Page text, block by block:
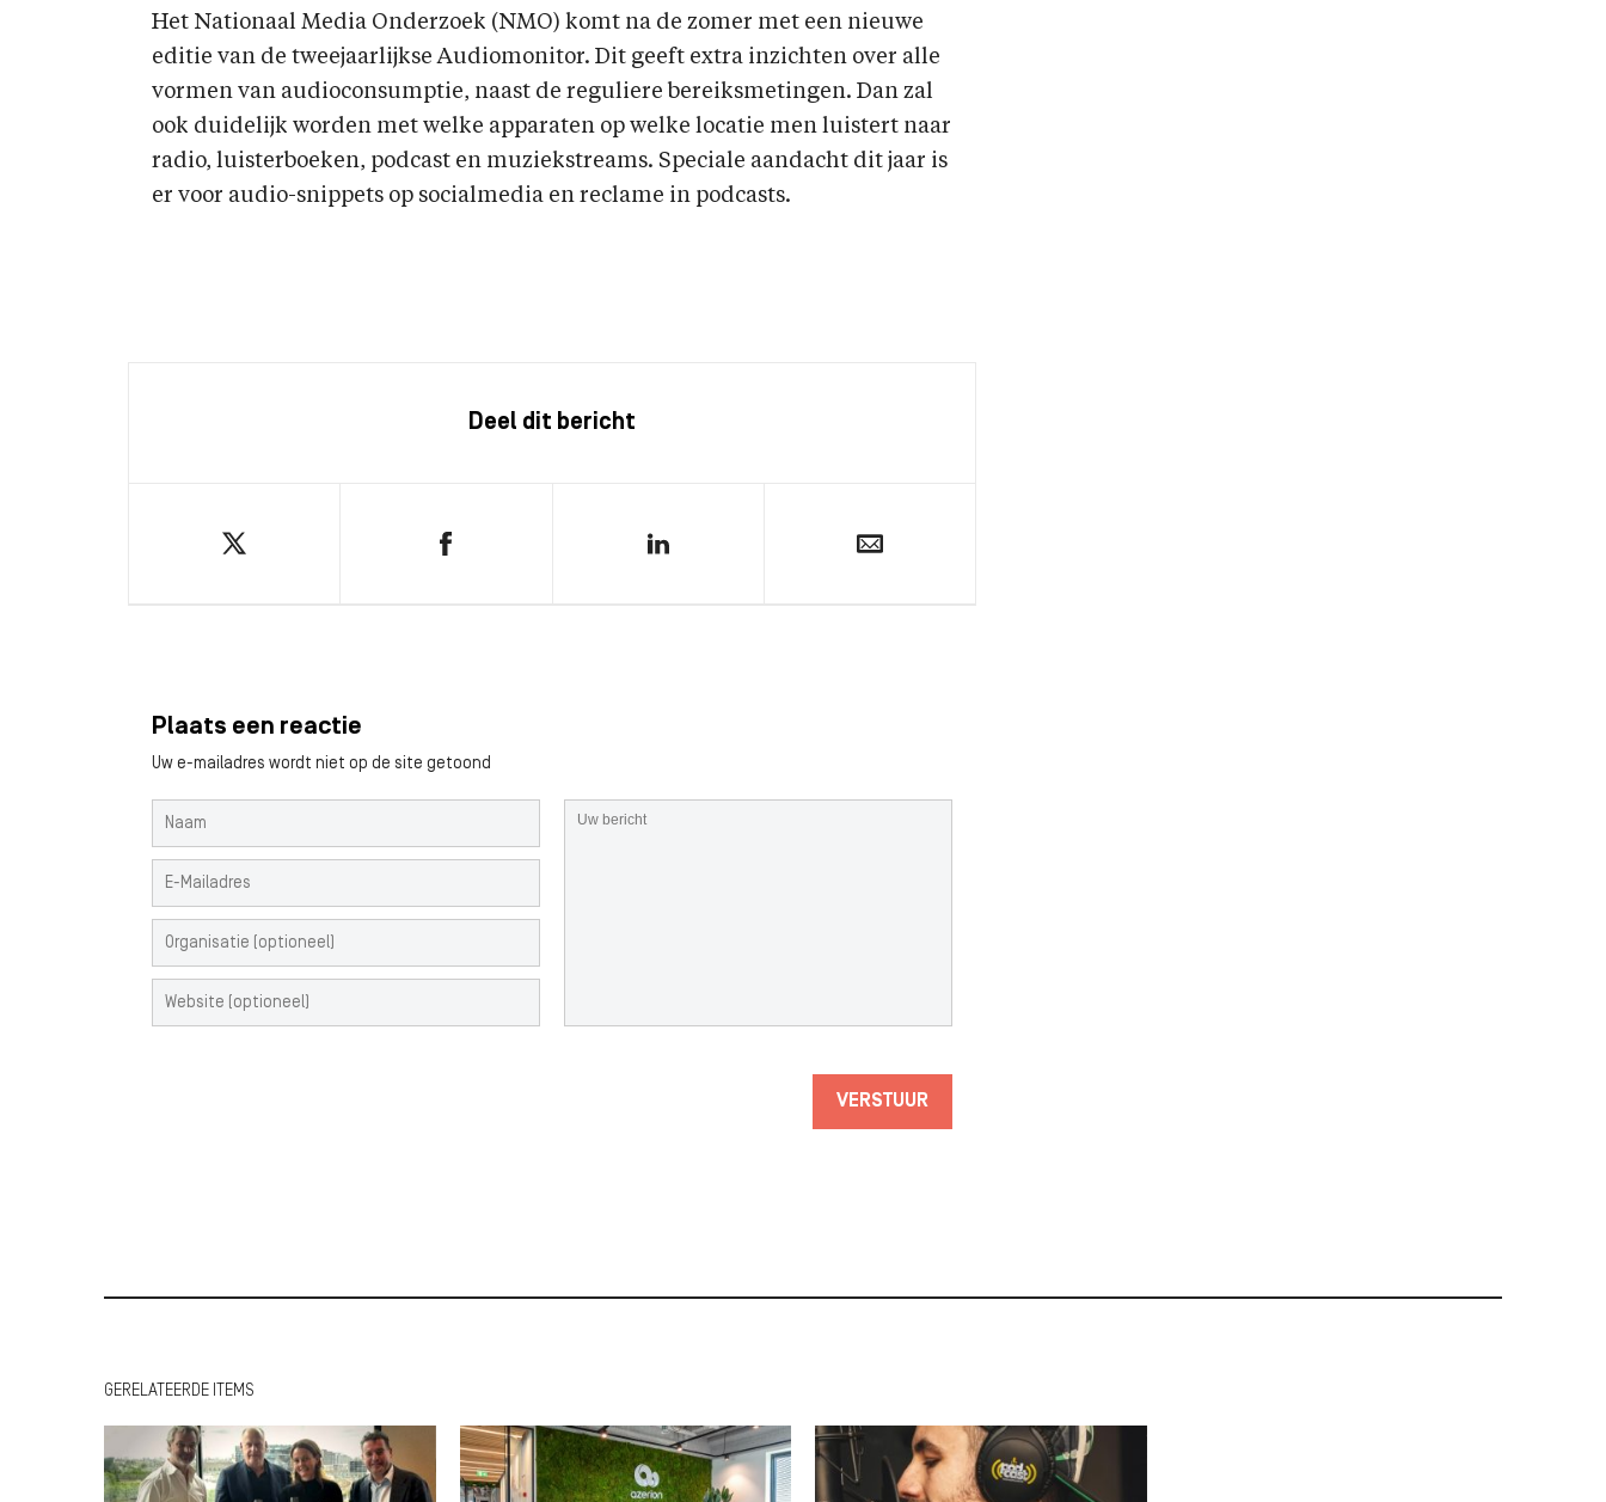
Het Nationaal Media Onderzoek (NMO) komt na de zomer met een nieuwe
editie van de tweejaarlijkse Audiomonitor. Dit geeft extra inzichten over alle
vormen van audioconsumptie, naast de reguliere bereiksmetingen. Dan zal
ook duidelijk worden met welke apparaten op welke locatie men luistert naar
radio, luisterboeken, podcast en muziekstreams. Speciale aandacht dit jaar is
er voor audio-snippets op socialmedia en reclame in podcasts.
Deel dit bericht
Plaats een reactie
Uw e-mailadres wordt niet op de site getoond
VERSTUUR
GERELATEERDE ITEMS